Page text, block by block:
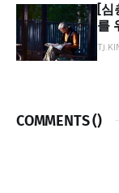
[심
를
COMMENTS ()